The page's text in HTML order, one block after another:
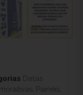
Datas
, Painéis,